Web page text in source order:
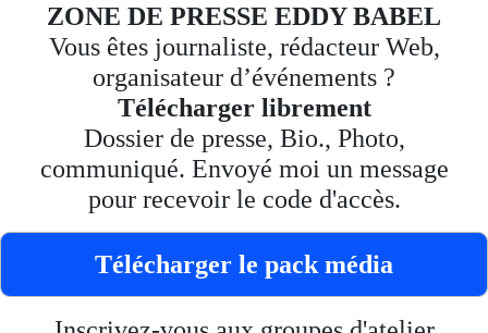
ZONE DE PRESSE EDDY BABEL
Vous êtes journaliste, rédacteur Web,
organisateur d’événements ?
Télécharger librement
Dossier de presse, Bio., Photo,
communiqué. Envoyé moi un message
pour recevoir le code d'accès.
Télécharger le pack média